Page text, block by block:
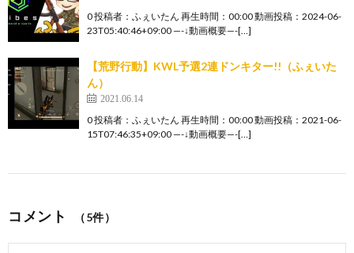
0 投稿者：ふぇいたん 再生時間：00:00 動画投稿：2024-06-
23T05:40:46+09:00 —-↓動画概要—-[…]
【荒野行動】KWL予選2連ドンキター!!（ふぇいた
ん）
2021.06.14
0 投稿者：ふぇいたん 再生時間：00:00 動画投稿：2021-06-
15T07:46:35+09:00 —-↓動画概要—-[…]
コメント （5件）